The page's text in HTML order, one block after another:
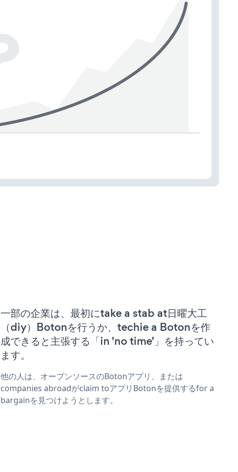
一部の企業は、最初にtake a stab at日曜大工
（diy）Botonを行うか、techie a Botonを作
成できると主張する「in 'no time'」を持ってい
ます。
他の人は、オープンソースのBotonアプリ、または
companies abroadがclaim toアプリBotonを提供するfor a
bargainを見つけようとします。